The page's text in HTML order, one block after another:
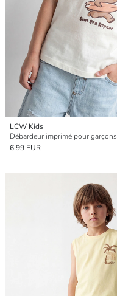
LCW Kids
Débardeur imprimé pour garçons
6.99 EUR